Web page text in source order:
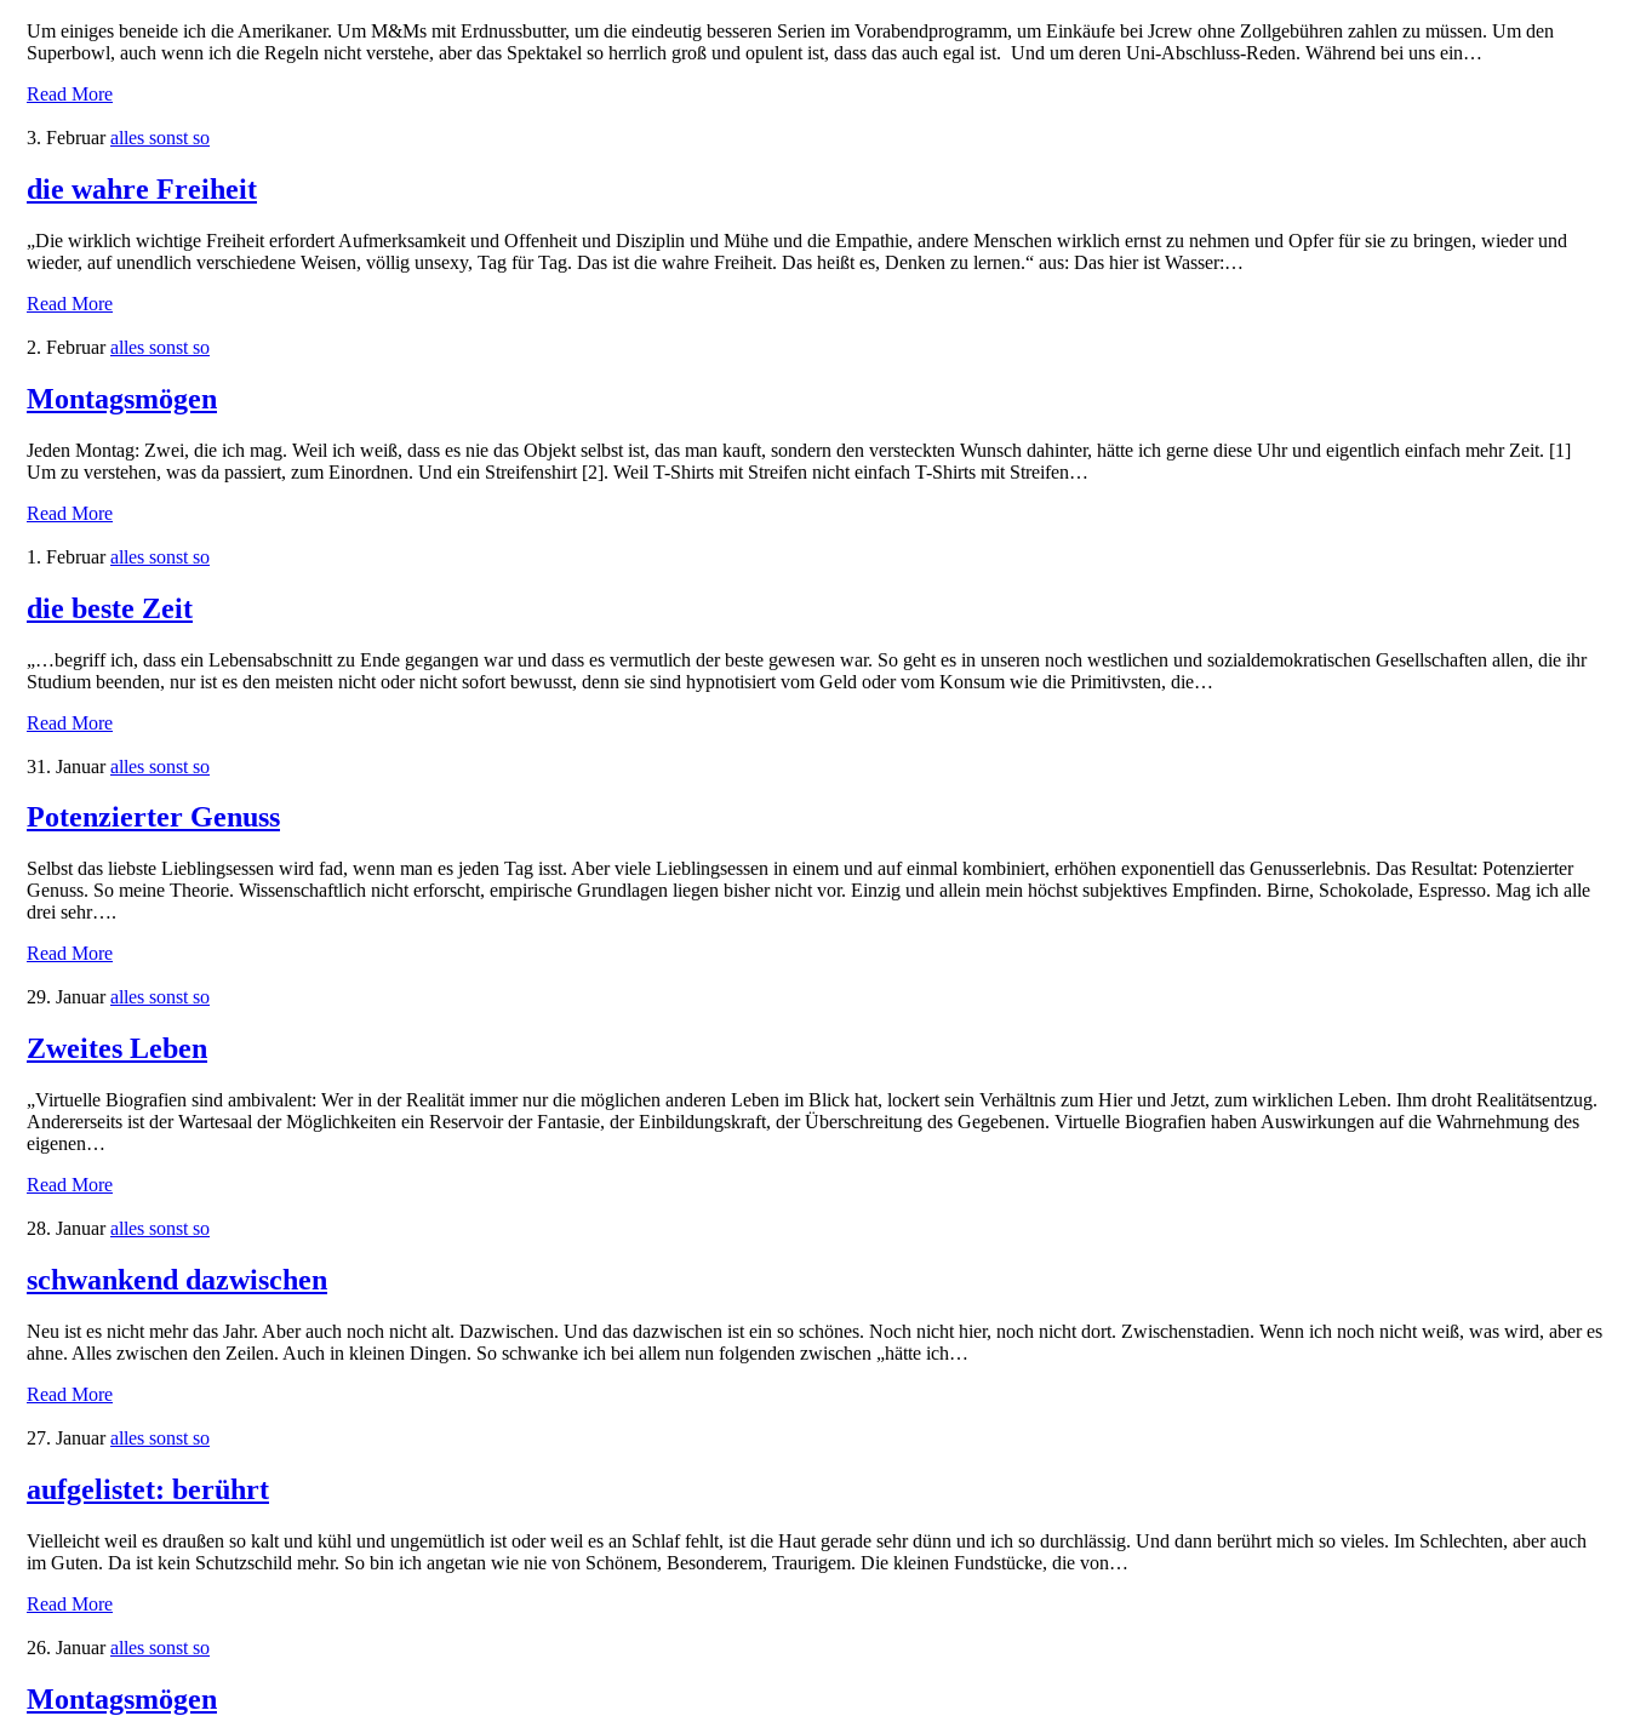
Um einiges beneide ich die Amerikaner. Um M&Ms mit Erdnussbutter, um die eindeutig besseren Serien im Vorabendprogramm, um Einkäufe bei Jcrew ohne Zollgebühren zahlen zu müssen. Um den
Superbowl, auch wenn ich die Regeln nicht verstehe, aber das Spektakel so herrlich groß und opulent ist, dass das auch egal ist. Und um deren Uni-Abschluss-Reden. Während bei uns ein…
Read More
3. Februar alles sonst so
die wahre Freiheit
„Die wirklich wichtige Freiheit erfordert Aufmerksamkeit und Offenheit und Disziplin und Mühe und die Empathie, andere Menschen wirklich ernst zu nehmen und Opfer für sie zu bringen, wieder und
wieder, auf unendlich verschiedene Weisen, völlig unsexy, Tag für Tag. Das ist die wahre Freiheit. Das heißt es, Denken zu lernen.“ aus: Das hier ist Wasser:…
Read More
2. Februar alles sonst so
Montagsmögen
Jeden Montag: Zwei, die ich mag. Weil ich weiß, dass es nie das Objekt selbst ist, das man kauft, sondern den versteckten Wunsch dahinter, hätte ich gerne diese Uhr und eigentlich einfach mehr Zeit. [1]
Um zu verstehen, was da passiert, zum Einordnen. Und ein Streifenshirt [2]. Weil T-Shirts mit Streifen nicht einfach T-Shirts mit Streifen…
Read More
1. Februar alles sonst so
die beste Zeit
„…begriff ich, dass ein Lebensabschnitt zu Ende gegangen war und dass es vermutlich der beste gewesen war. So geht es in unseren noch westlichen und sozialdemokratischen Gesellschaften allen, die ihr
Studium beenden, nur ist es den meisten nicht oder nicht sofort bewusst, denn sie sind hypnotisiert vom Geld oder vom Konsum wie die Primitivsten, die…
Read More
31. Januar alles sonst so
Potenzierter Genuss
Selbst das liebste Lieblingsessen wird fad, wenn man es jeden Tag isst. Aber viele Lieblingsessen in einem und auf einmal kombiniert, erhöhen exponentiell das Genusserlebnis. Das Resultat: Potenzierter
Genuss. So meine Theorie. Wissenschaftlich nicht erforscht, empirische Grundlagen liegen bisher nicht vor. Einzig und allein mein höchst subjektives Empfinden. Birne, Schokolade, Espresso. Mag ich alle
drei sehr….
Read More
29. Januar alles sonst so
Zweites Leben
„Virtuelle Biografien sind ambivalent: Wer in der Realität immer nur die möglichen anderen Leben im Blick hat, lockert sein Verhältnis zum Hier und Jetzt, zum wirklichen Leben. Ihm droht Realitätsentzug.
Andererseits ist der Wartesaal der Möglichkeiten ein Reservoir der Fantasie, der Einbildungskraft, der Überschreitung des Gegebenen. Virtuelle Biografien haben Auswirkungen auf die Wahrnehmung des
eigenen…
Read More
28. Januar alles sonst so
schwankend dazwischen
Neu ist es nicht mehr das Jahr. Aber auch noch nicht alt. Dazwischen. Und das dazwischen ist ein so schönes. Noch nicht hier, noch nicht dort. Zwischenstadien. Wenn ich noch nicht weiß, was wird, aber es
ahne. Alles zwischen den Zeilen. Auch in kleinen Dingen. So schwanke ich bei allem nun folgenden zwischen „hätte ich…
Read More
27. Januar alles sonst so
aufgelistet: berührt
Vielleicht weil es draußen so kalt und kühl und ungemütlich ist oder weil es an Schlaf fehlt, ist die Haut gerade sehr dünn und ich so durchlässig. Und dann berührt mich so vieles. Im Schlechten, aber auch
im Guten. Da ist kein Schutzschild mehr. So bin ich angetan wie nie von Schönem, Besonderem, Traurigem. Die kleinen Fundstücke, die von…
Read More
26. Januar alles sonst so
Montagsmögen